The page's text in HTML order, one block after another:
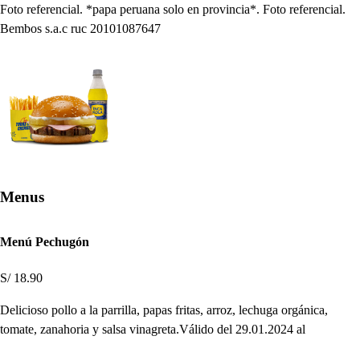
Foto referencial. *papa peruana solo en provincia*. Foto referencial.
Bembos s.a.c ruc 20101087647
Menus
Menú Pechugón
S/ 18.90
Delicioso pollo a la parrilla, papas fritas, arroz, lechuga orgánica,
tomate, zanahoria y salsa vinagreta.Válido del 29.01.2024 al